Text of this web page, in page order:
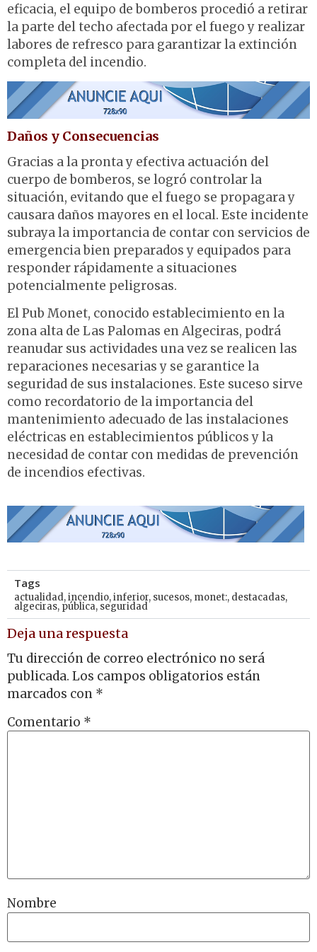
eficacia, el equipo de bomberos procedió a retirar
la parte del techo afectada por el fuego y realizar
labores de refresco para garantizar la extinción
completa del incendio.
Daños y Consecuencias
Gracias a la pronta y efectiva actuación del
cuerpo de bomberos, se logró controlar la
situación, evitando que el fuego se propagara y
causara daños mayores en el local. Este incidente
subraya la importancia de contar con servicios de
emergencia bien preparados y equipados para
responder rápidamente a situaciones
potencialmente peligrosas.
El Pub Monet, conocido establecimiento en la
zona alta de Las Palomas en Algeciras, podrá
reanudar sus actividades una vez se realicen las
reparaciones necesarias y se garantice la
seguridad de sus instalaciones. Este suceso sirve
como recordatorio de la importancia del
mantenimiento adecuado de las instalaciones
eléctricas en establecimientos públicos y la
necesidad de contar con medidas de prevención
de incendios efectivas.
Tags
actualidad,incendio,inferior, sucesos, monet:, destacadas,
algeciras, pública, seguridad
Deja una respuesta
Tu dirección de correo electrónico no será
publicada. Los campos obligatorios están
marcados con *
Comentario *
Nombre